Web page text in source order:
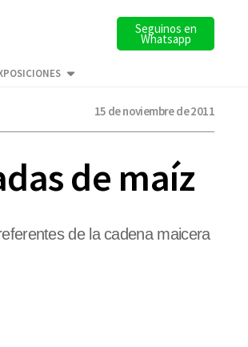
Seguinos en
Whatsapp
15 de noviembre de 2011
de maíz
de la cadena maicera